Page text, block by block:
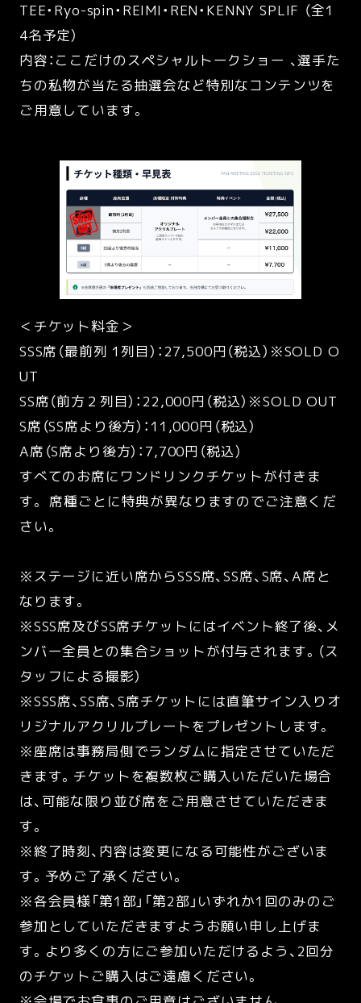
TEE・Ryo-spin・REIMI・REN・KENNY SPLIF （全1
4名予定）
内容：ここだけのスペシャルトークショー 、選手た
ちの私物が当たる抽選会など特別なコンテンツを
ご用意しています。
＜チケット料金＞
SSS席（最前列 1列目）：27,500円（税込）※SOLD O
UT
SS席（前方２列目）：22,000円（税込）※SOLD OUT
S席（SS席より後方）：11,000円（税込）
A席（S席より後方）：7,700円（税込）
すべてのお席にワンドリンクチケットが付きま
す。 席種ごとに特典が異なりますのでご注意くだ
さい。
※ステージに近い席からSSS席、SS席、S席、A席と
なります。
※SSS席及びSS席チケットにはイベント終了後、メ
ンバー全員との集合ショットが付与されます。（ス
タッフによる撮影）
※SSS席、SS席、S席チケットには直筆サイン入りオ
リジナルアクリルプレートをプレゼントします。
※座席は事務局側でランダムに指定させていただ
きます。チケットを複数枚ご購入いただいた場合
は、可能な限り並び席をご用意させていただきま
す。
※終了時刻、内容は変更になる可能性がございま
す。予めご了承ください。
※各会員様「第1部」「第2部」いずれか1回のみのご
参加としていただきますようお願い申し上げま
す。より多くの方にご参加いただけるよう、2回分
のチケットご購入はご遠慮ください。